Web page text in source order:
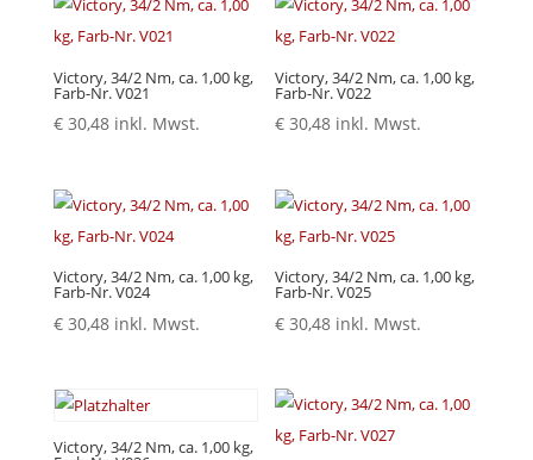
Victory, 34/2 Nm, ca. 1,00 kg,
Farb-Nr. V021
€30,48 inkl. Mwst.
Victory, 34/2 Nm, ca. 1,00 kg,
Farb-Nr. V022
€ 30,48 inkl. Mwst.
Victory, 34/2 Nm, ca. 1,00 kg,
Farb-Nr. V024
€30,48 inkl. Mwst.
Victory, 34/2 Nm, ca. 1,00 kg,
Farb-Nr. V025
€ 30,48 inkl. Mwst.
Victory, 34/2 Nm, ca. 1,00 kg,